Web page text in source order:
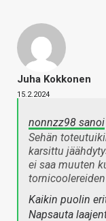
Juha Kokkonen
15.2.2024
nonnzz98 sanoi
Sehän
karsittu
ei saa muuten
Kaikin puolin
Napsauta